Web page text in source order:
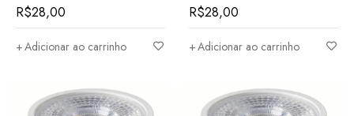
R$28,00
Adicionar ao carrinho
R$28,00
Adicionar ao carrinho